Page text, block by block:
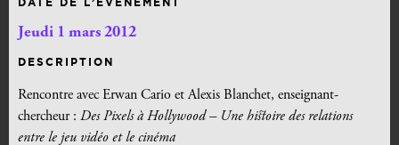
DATE DE L’ÉVÉNEMENT
Jeudi 1 mars 2012
DESCRIPTION
Rencontre avec Erwan Cario et Alexis Blanchet, enseignant-
chercheur : Des Pixels à Hollywood – Une histoire des relations
entre le jeu vidéo et le cinéma